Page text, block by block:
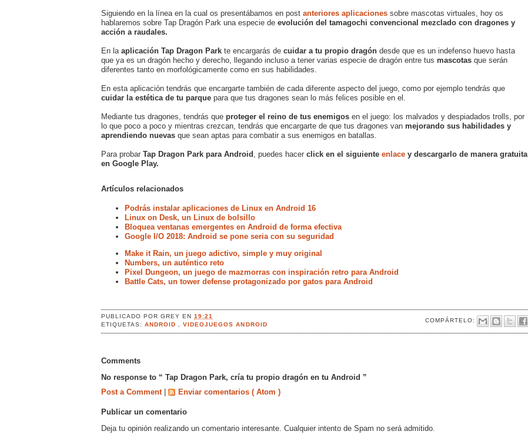
Siguiendo en la línea en la cual os presentábamos en post anteriores aplicaciones sobre mascotas virtuales, hoy os
hablaremos sobre Tap Dragón Park una especie de evolución del tamagochi convencional mezclado con dragones y
acción a raudales.
En la aplicación Tap Dragon Park te encargarás de cuidar a tu propio dragón desde que es un indefenso huevo hasta
que ya es un dragón hecho y derecho, llegando incluso a tener varias especie de dragón entre tus mascotas que serán
diferentes tanto en morfológicamente como en sus habilidades.
En esta aplicación tendrás que encargarte también de cada diferente aspecto del juego, como por ejemplo tendrás que
cuidar la estética de tu parque para que tus dragones sean lo más felices posible en el.
Mediante tus dragones, tendrás que proteger el reino de tus enemigos en el juego: los malvados y despiadados trolls, por
lo que poco a poco y mientras crezcan, tendrás que encargarte de que tus dragones van mejorando sus habilidades y
aprendiendo nuevas que sean aptas para combatir a sus enemigos en batallas.
Para probar Tap Dragon Park para Android , puedes hacer click en el siguiente enlace y descargarlo de manera gratuita
en Google Play.
Artículos relacionados
Podrás instalar aplicaciones de Linux en Android 16
Linux on Desk, un Linux de bolsillo
Bloquea ventanas emergentes en Android de forma efectiva
Google I/O 2018: Android se pone seria con su seguridad
Make it Rain, un juego adictivo, simple y muy original
Numbers, un auténtico reto
Pixel Dungeon, un juego de mazmorras con inspiración retro para Android
Battle Cats, un tower defense protagonizado por gatos para Android
PUBLICADO PORGREYEN19:21
COMPÁRTELO:
ETIQUETAS:ANDROID ,VIDEOJUEGOS ANDROID
Comments
No response to “ Tap Dragon Park, cría tu propio dragón en tu Android ”
Post a Comment
Enviar comentarios ( Atom )
Publicar un comentario
Deja tu opinión realizando un comentario interesante. Cualquier intento de Spam no será admitido.